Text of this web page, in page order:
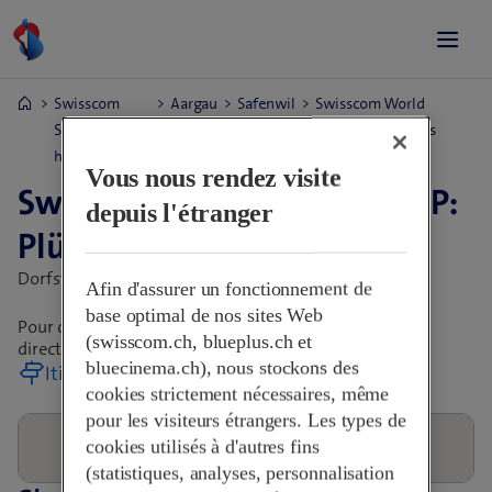
Swisscom
Shops et
horaires
Aargau Safenwil
Swisscom World
Partner - EP: Plüss
Swisscom World Partner - EP:
Plüss GmbH
Dorfstrasse 8, 5745 Safenwil, Suisse
Pour connaître les heures d’ouverture, contactez
directement le Shop.
Itinéraire
Vous nous rendez visite
depuis l'étranger
Afin d'assurer un fonctionnement de
base optimal de nos sites Web
(swisscom.ch, blueplus.ch et
bluecinema.ch), nous stockons des
cookies strictement nécessaires, même
pour les visiteurs étrangers. Les types de
cookies utilisés à d'autres fins
(statistiques, analyses, personnalisation